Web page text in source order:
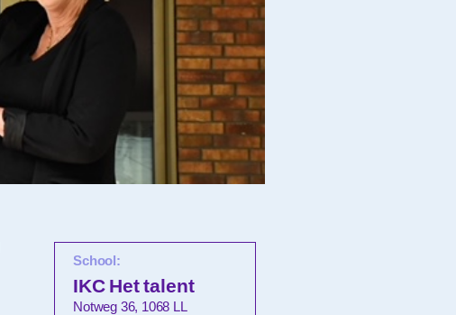
School:
IKC Het talent
Notweg 36, 1068 LL